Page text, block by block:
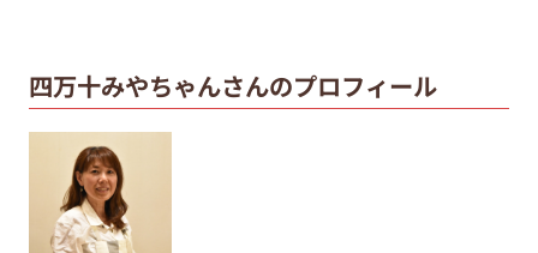
四万十みやちゃんさんのプロフィール